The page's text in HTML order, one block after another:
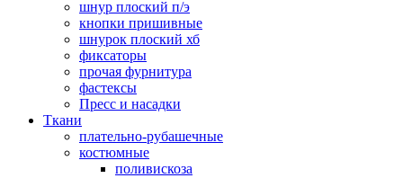
шнур плоский п/э
кнопки пришивные
шнурок плоский хб
фиксаторы
прочая фурнитура
фастексы
Пресс и насадки
Ткани
плательно-рубашечные
костюмные
поливискоза